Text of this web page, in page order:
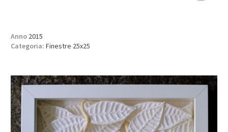
Anno 2015
Categoria: Finestre 25x25